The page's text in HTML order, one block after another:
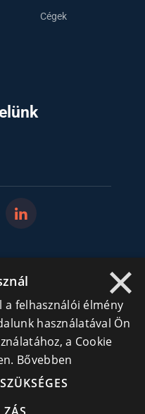
Cégek
A feliratkozás
leiratkozhatsz, ha úgy
Feliratkozás
×
a felhasználói élmény
használatával Ön
a Cookie
Bővebben